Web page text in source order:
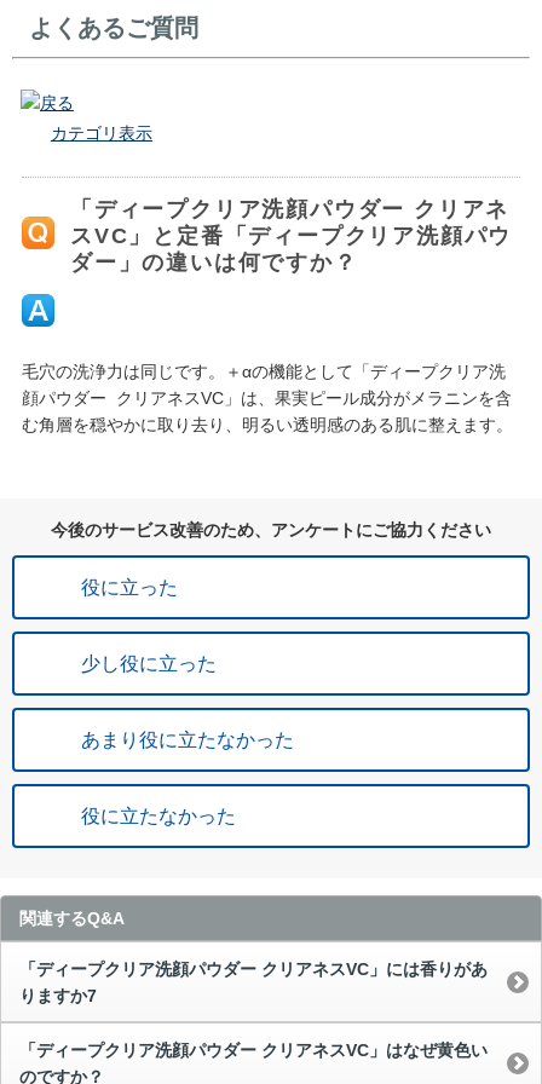
よくあるご質問
戻る
カテゴリ表示
「ディープクリア洗顔パウダー クリアネ
スVC」と定番「ディープクリア洗顔パウ
ダー」の違いは何ですか？
毛穴の洗浄力は同じです。＋αの機能として「ディープクリア洗
顔パウダー クリアネスVC」は、果実ピール成分がメラニンを含
む角層を穏やかに取り去り、明るい透明感のある肌に整えます。
今後のサービス改善のため、アンケートにご協力ください
役に立った
少し役に立った
あまり役に立たなかった
役に立たなかった
関連するQ&A
「ディープクリア洗顔パウダー クリアネスVC」には香りがあ
りますか7
「ディープクリア洗顔パウダー クリアネスVC」はなぜ黄色い
のですか？